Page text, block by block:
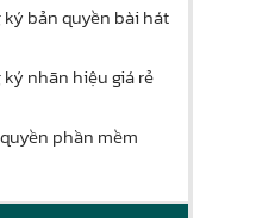
bản quyền bài hát
nhãn hiệu giá rẻ
phần mềm